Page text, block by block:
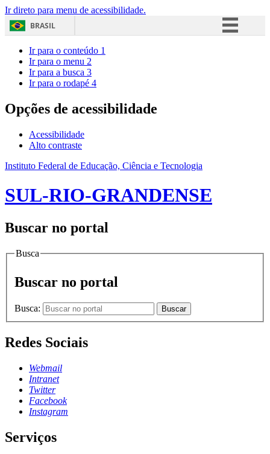
Ir direto para menu de acessibilidade.
BRASIL
Acesso à informação
Ir para o conteúdo 1
Ir para o menu 2
Ir para a busca 3
Ir para o rodapé 4
Opções de acessibilidade
Acessibilidade
Alto contraste
Instituto Federal de Educação, Ciência e Tecnologia
SUL-RIO-GRANDENSE
Buscar no portal
Busca
Buscar no portal
Busca: Buscar
Redes Sociais
Webmail
Intranet
Twitter
Facebook
Instagram
Serviços